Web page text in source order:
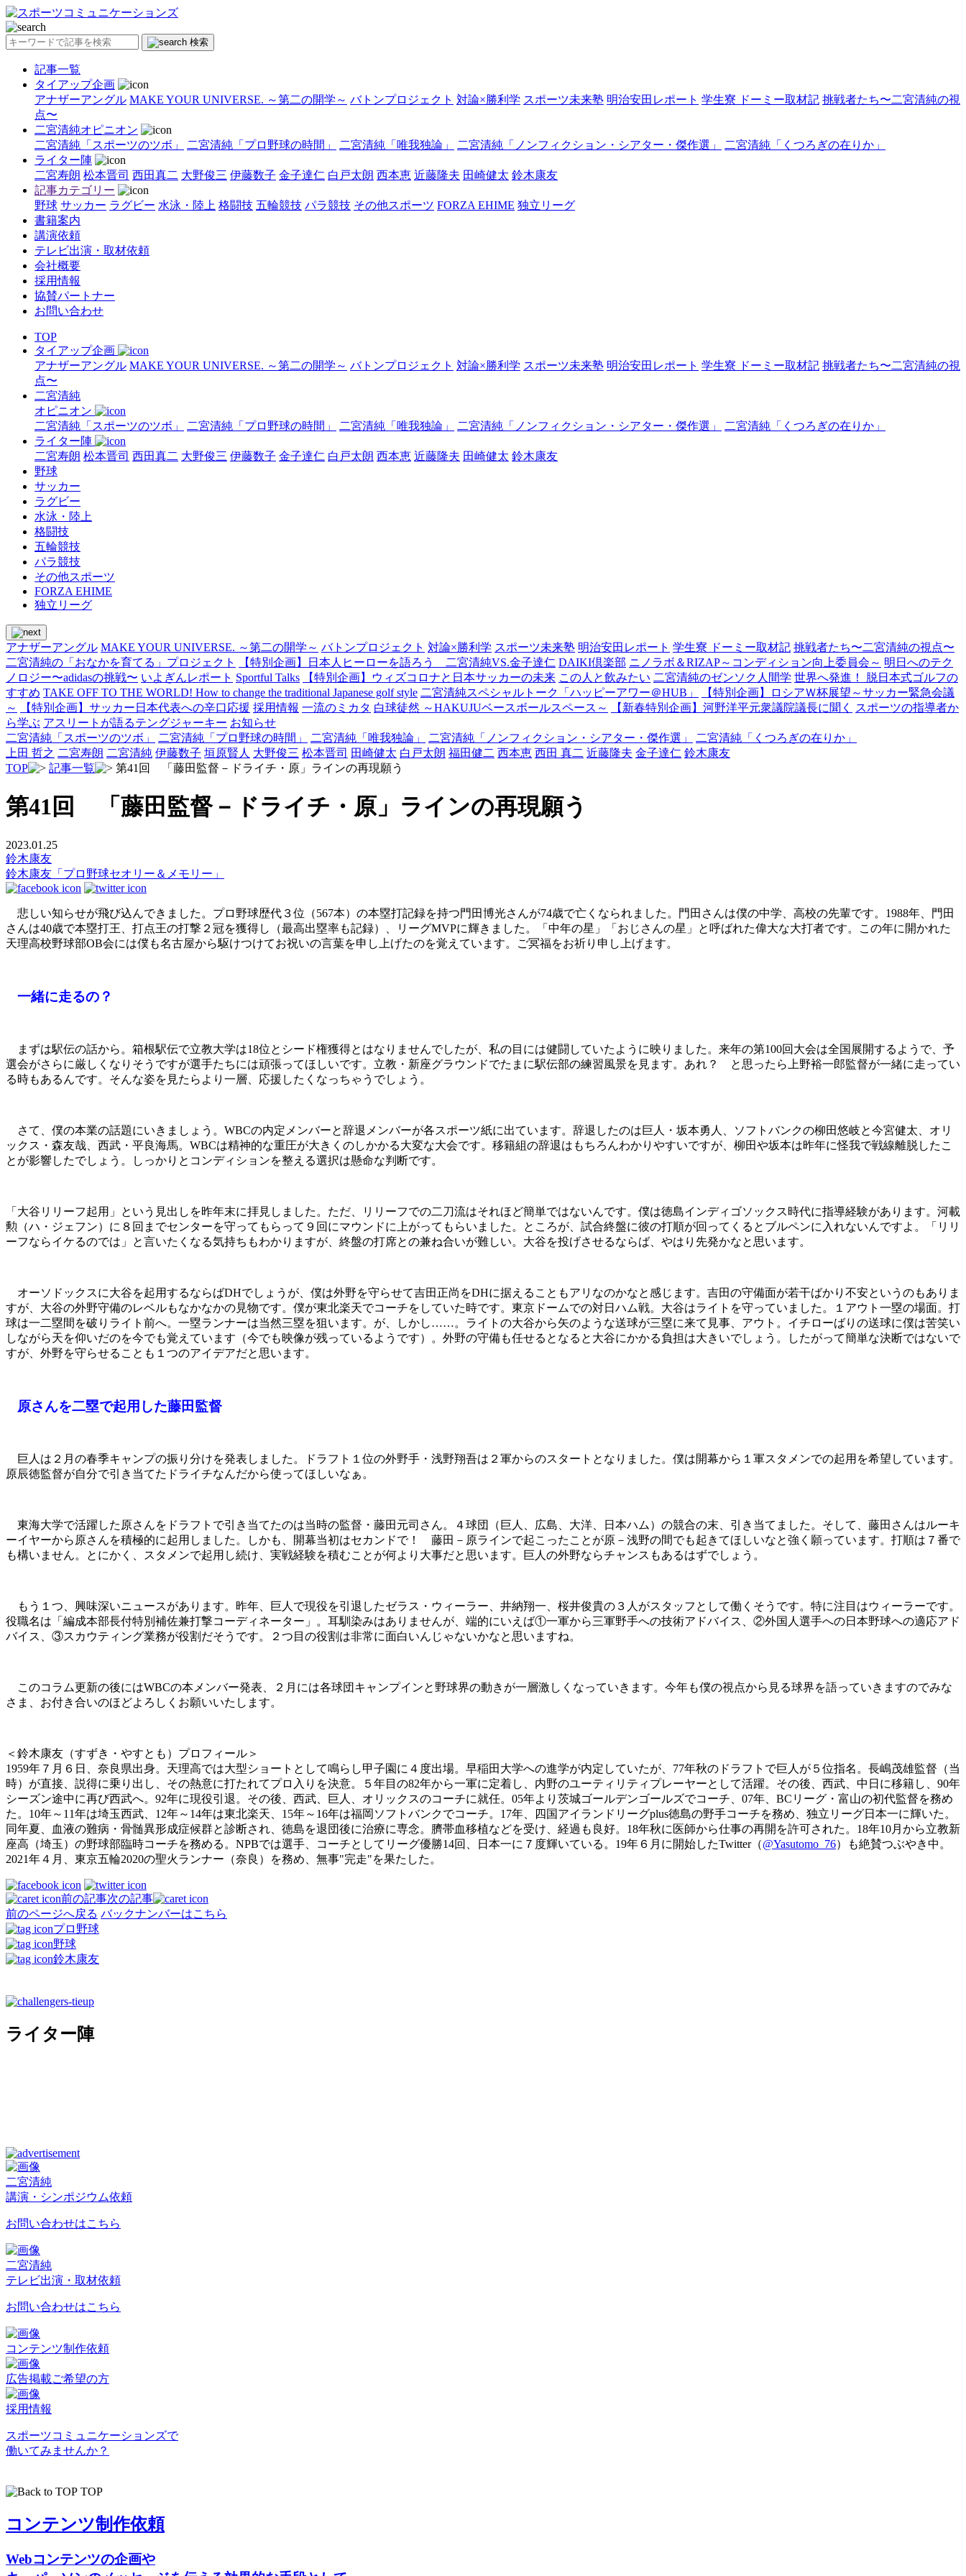
検索
記事一覧
タイアップ企画
アナザーアングル MAKE YOUR UNIVERSE. ～第二の開学～ バトンプロジェクト 対論×勝利学 スポーツ未来塾 明治安田レポート 学生寮 ドーミー取材記 挑戦者たち〜二宮清純の視
点〜
二宮清純オピニオン
二宮清純「スポーツのツボ」
二宮清純「プロ野球の時間」 二宮清純「唯我独論」 二宮清純「ノンフィクション・シアター・傑作選」
二宮清純「くつろぎの在りか」
ライター陣
二宮寿朗 松本晋司 西田真二 大野俊三 伊藤数子 金子達仁 白戸太朗 西本恵 近藤隆夫 田崎健太 鈴木康友
記事カテゴリー
野球 サッカー ラグビー 水泳・陸上 格闘技 五輪競技 パラ競技 その他スポーツ FORZA EHIME 独立リーグ
書籍案内
講演依頼
テレビ出演・取材依頼
会社概要
採用情報
協賛パートナー
お問い合わせ
TOP
タイアップ企画
アナザーアングル MAKE YOUR UNIVERSE. ～第二の開学～ バトンプロジェクト 対論×勝利学 スポーツ未来塾 明治安田レポート 学生寮 ドーミー取材記 挑戦者たち〜二宮清純の視
点〜
二宮清純
オピニオン
二宮清純「スポーツのツボ」
二宮清純「プロ野球の時間」 二宮清純「唯我独論」 二宮清純「ノンフィクション・シアター・傑作選」
二宮清純「くつろぎの在りか」
ライター陣
二宮寿朗 松本晋司 西田真二 大野俊三 伊藤数子 金子達仁 白戸太朗 西本恵 近藤隆夫 田崎健太 鈴木康友
野球
サッカー
ラグビー
水泳・陸上
格闘技
五輪競技
パラ競技
その他スポーツ
FORZA EHIME
独立リーグ
アナザーアングル MAKE YOUR UNIVERSE. ～第二の開学～ バトンプロジェクト 対論×勝利学 スポーツ未来塾 明治安田レポート 学生寮 ドーミー取材記 挑戦者たち〜二宮清純の視点〜
二宮清純の「おなかを育てる」プロジェクト
【特別企画】日本人ヒーローを語ろう 二宮清純VS.金子達仁 DAIKI倶楽部 ニノラボ＆RIZAP～コンディション向上委員会～ 明日へのテク
ノロジー〜adidasの挑戦〜 いよぎんレポート Sportful Talks 【特別企画】ウィズコロナと日本サッカーの未来 この人と飲みたい 二宮清純のゼンソク人間学 世界へ発進！ 脱日本式ゴルフの
すすめ TAKE OFF TO THE WORLD! How to change the traditional Japanese golf style 二宮清純スペシャルトーク「ハッピーアワー＠HUB」
【特別企画】ロシアＷ杯展望～サッカー緊急会議
～
【特別企画】サッカー日本代表への辛口応援 採用情報 一流のミカタ 白球徒然 ～HAKUJUベースボールスペース～ 【新春特別企画】河野洋平元衆議院議長に聞く
スポーツの指導者か
ら学ぶ アスリートが語るテングジャーキー お知らせ
二宮清純「スポーツのツボ」
二宮清純「プロ野球の時間」 二宮清純「唯我独論」 二宮清純「ノンフィクション・シアター・傑作選」
二宮清純「くつろぎの在りか」
上田 哲之 二宮寿朗 二宮清純 伊藤数子 垣原賢人 大野俊三 松本晋司 田崎健太 白戸太朗 福田健二 西本恵 西田 真二 近藤隆夫 金子達仁 鈴木康友
TOP
記事一覧 第41回 「藤田監督－ドライチ・原」ラインの再現願う
第41回 「藤田監督－ドライチ・原」ラインの再現願う
2023.01.25
鈴木康友
鈴木康友「プロ野球セオリー＆メモリー」
悲しい知らせが飛び込んできました。プロ野球歴代３位（567本）の本塁打記録を持つ門田博光さんが74歳で亡くなられました。門田さんは僕の中学、高校の先輩です。1988年、門田
さんは40歳で本塁打王、打点王の打撃２冠を獲得し（最高出塁率も記録）、リーグMVPに輝きました。「中年の星」「おじさんの星」と呼ばれた偉大な大打者です。この年に開かれた
天理高校野球部OB会には僕も名古屋から駆けつけてお祝いの言葉を申し上げたのを覚えています。ご冥福をお祈り申し上げます。
一緒に走るの？
まずは駅伝の話から。箱根駅伝で立教大学は18位とシード権獲得とはなりませんでしたが、私の目には健闘していたように映りました。来年の第100回大会は全国展開するようで、予
選会がさらに厳しくなりそうですが選手たちには頑張ってほしいです。立教・新座グラウンドでたまに駅伝部の練習風景を見ます。あれ？ と思ったら上野裕一郎監督が一緒に走ってい
る時もあるんです。そんな姿を見たらより一層、応援したくなっちゃうでしょう。
さて、僕の本業の話題にいきましょう。WBCの内定メンバーと辞退メンバーが各スポーツ紙に出ています。辞退したのは巨人・坂本勇人、ソフトバンクの柳田悠岐と今宮健太、オリ
ックス・森友哉、西武・平良海馬。WBCは精神的な重圧が大きくのしかかる大変な大会です。移籍組の辞退はもちろんわかりやすいですが、柳田や坂本は昨年に怪我で戦線離脱したこ
とが影響したでしょう。しっかりとコンディションを整える選択は懸命な判断です。
「大谷リリーフ起用」という見出しを昨年末に拝見しました。ただ、リリーフでの二刀流はそれほど簡単ではないんです。僕は徳島インディゴソックス時代に指導経験があります。河載
勲（ハ・ジェフン）に８回までセンターを守ってもらって９回にマウンドに上がってもらいました。ところが、試合終盤に彼の打順が回ってくるとブルペンに入れないんですよ。「リリ
ーフならイケるのでは」と言いたくなる気持ちもわかりますが、終盤の打席との兼ね合いが難しい。大谷を投げさせるならば、やはり先発かなと思います。
オーソドックスに大谷を起用するならばDHでしょうが、僕は外野を守らせて吉田正尚をDHに据えることもアリなのかなと感じます。吉田の守備面が若干ばかり不安というのもありま
すが、大谷の外野守備のレベルもなかなかの見物です。僕が東北楽天でコーチをしていた時です。東京ドームでの対日ハム戦。大谷はライトを守っていました。１アウト一塁の場面。打
球は一二塁間を破りライト前へ。一塁ランナーは当然三塁を狙います。が、しかし……。ライトの大谷から矢のような送球が三塁に来て見事、アウト。イチローばりの送球に僕は苦笑い
しながら天を仰いだのを今でも覚えています（今でも映像が残っているようです）。外野の守備も任せるとなると大谷にかかる負担は大きいでしょう。したがって簡単な決断ではないで
すが、外野を守らせることも１つのアイデアだと思います。
原さんを二塁で起用した藤田監督
巨人は２月の春季キャンプの振り分けを発表しました。ドラフト１位の外野手・浅野翔吾は２軍からのスタートとなりました。僕は開幕から１軍スタメンでの起用を希望しています。
原辰徳監督が自分で引き当てたドライチなんだから使ってほしいなぁ。
東海大学で活躍した原さんをドラフトで引き当てたのは当時の監督・藤田元司さん。４球団（巨人、広島、大洋、日本ハム）の競合の末、引き当てました。そして、藤田さんはルーキ
ーイヤーから原さんを積極的に起用しました。しかも、開幕当初はセカンドで！ 藤田－原ラインで起こったことが原－浅野の間でも起きてほしいなと強く願っています。打順は７番で
も構いません。とにかく、スタメンで起用し続け、実戦経験を積むことが何より大事だと思います。巨人の外野ならチャンスもあるはずでしょう。
もう１つ、興味深いニュースがあります。昨年、巨人で現役を引退したゼラス・ウィーラー、井納翔一、桜井俊貴の３人がスタッフとして働くそうです。特に注目はウィーラーです。
役職名は「編成本部長付特別補佐兼打撃コーディネーター」。耳馴染みはありませんが、端的にいえば①一軍から三軍野手への技術アドバイス、②外国人選手への日本野球への適応アド
バイス、③スカウティング業務が役割だそうです。２つ目の役割は非常に面白いんじゃないかなと思いますね。
このコラム更新の後にはWBCの本メンバー発表、２月には各球団キャンプインと野球界の動きが一層激しくなっていきます。今年も僕の視点から見る球界を語っていきますのでみな
さま、お付き合いのほどよろしくお願いいたします。
＜鈴木康友（すずき・やすとも）プロフィール＞
1959年７月６日、奈良県出身。天理高では大型ショートとして鳴らし甲子園に４度出場。早稲田大学への進学が内定していたが、77年秋のドラフトで巨人が５位指名。長嶋茂雄監督（当
時）が直接、説得に乗り出し、その熱意に打たれてプロ入りを決意。５年目の82年から一軍に定着し、内野のユーティリティプレーヤーとして活躍。その後、西武、中日に移籍し、90年
シーズン途中に再び西武へ。92年に現役引退。その後、西武、巨人、オリックスのコーチに就任。05年より茨城ゴールデンゴールズでコーチ、07年、BCリーグ・富山の初代監督を務め
た。10年～11年は埼玉西武、12年～14年は東北楽天、15年～16年は福岡ソフトバンクでコーチ。17年、四国アイランドリーグplus徳島の野手コーチを務め、独立リーグ日本一に輝いた。
同年夏、血液の難病・骨髄異形成症候群と診断され、徳島を退団後に治療に専念。臍帯血移植などを受け、経過も良好。18年秋に医師から仕事の再開を許可された。18年10月から立教新
座高（埼玉）の野球部臨時コーチを務める。NPBでは選手、コーチとしてリーグ優勝14回、日本一に７度輝いている。19年６月に開始したTwitter（@Yasutomo_76）も絶賛つぶやき中。
2021年４月、東京五輪2020の聖火ランナー（奈良）を務め、無事"完走"を果たした。
前の記事次の記事
前のページへ戻る バックナンバーはこちら
プロ野球
野球
鈴木康友
ライター陣
二宮清純
講演・シンポジウム依頼
お問い合わせはこちら
二宮清純
テレビ出演・取材依頼
お問い合わせはこちら
コンテンツ制作依頼
広告掲載ご希望の方
採用情報
スポーツコミュニケーションズで
働いてみませんか？
TOP
コンテンツ制作依頼
Webコンテンツの企画や